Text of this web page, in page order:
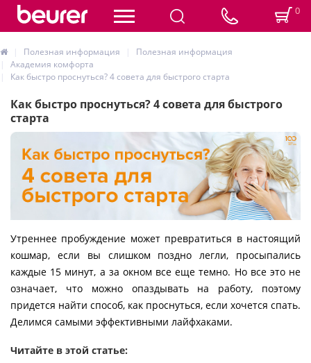
0
Полезная информация
Полезная информация
Академия комфорта
Как быстро проснуться? 4 совета для быстрого старта
Как быстро проснуться? 4 совета для быстрого
старта
Утреннее пробуждение может превратиться в настоящий
кошмар, если вы слишком поздно легли, просыпались
каждые 15 минут, а за окном все еще темно. Но все это не
означает, что можно опаздывать на работу, поэтому
придется найти способ, как проснуться, если хочется спать.
Делимся самыми эффективными лайфхаками.
Читайте в этой статье: